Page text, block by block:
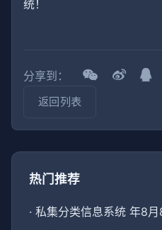
统！
分享到：
返回列表
热门推荐
· 私集分类信息系统 年8